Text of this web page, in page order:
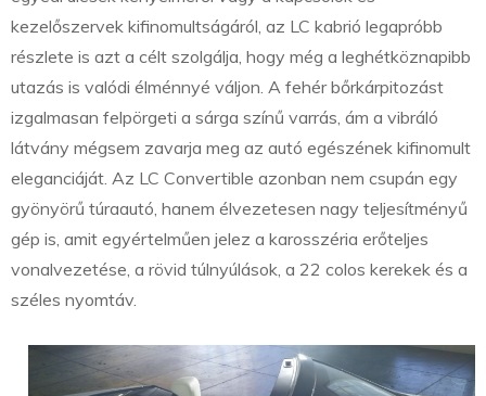
kezelőszervek kifinomultságáról, az LC kabrió legapróbb
részlete is azt a célt szolgálja, hogy még a leghétköznapibb
utazás is valódi élménnyé váljon. A fehér bőrkárpitozást
izgalmasan felpörgeti a sárga színű varrás, ám a vibráló
látvány mégsem zavarja meg az autó egészének kifinomult
eleganciáját. Az LC Convertible azonban nem csupán egy
gyönyörű túraautó, hanem élvezetesen nagy teljesítményű
gép is, amit egyértelműen jelez a karosszéria erőteljes
vonalvezetése, a rövid túlnyúlások, a 22 colos kerekek és a
széles nyomtáv.